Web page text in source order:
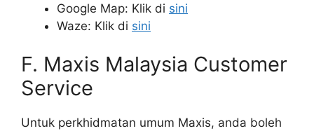
Google Map: Klik di sini
Waze: Klik di sini
F. Maxis Malaysia Customer
Service
Untuk perkhidmatan umum Maxis, anda boleh